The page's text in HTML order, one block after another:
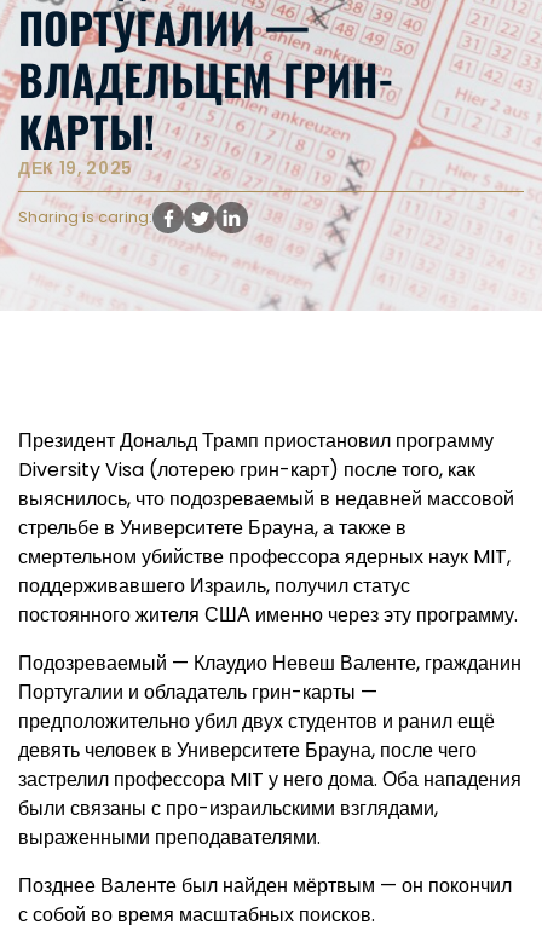
ПОРТУГАЛИИ —
ВЛАДЕЛЬЦЕМ ГРИН-
КАРТЫ!
ДЕК 19, 2025
Sharing is caring:
Президент Дональд Трамп приостановил программу
Diversity Visa (лотерею грин-карт) после того, как
выяснилось, что подозреваемый в недавней массовой
стрельбе в Университете Брауна, а также в
смертельном убийстве профессора ядерных наук MIT,
поддерживавшего Израиль, получил статус
постоянного жителя США именно через эту программу.
Подозреваемый — Клаудио Невеш Валенте, гражданин
Португалии и обладатель грин-карты —
предположительно убил двух студентов и ранил ещё
девять человек в Университете Брауна, после чего
застрелил профессора MIT у него дома. Оба нападения
были связаны с про-израильскими взглядами,
выраженными преподавателями.
Позднее Валенте был найден мёртвым — он покончил
с собой во время масштабных поисков.